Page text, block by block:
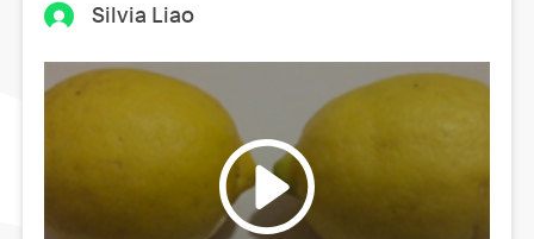
Silvia Liao